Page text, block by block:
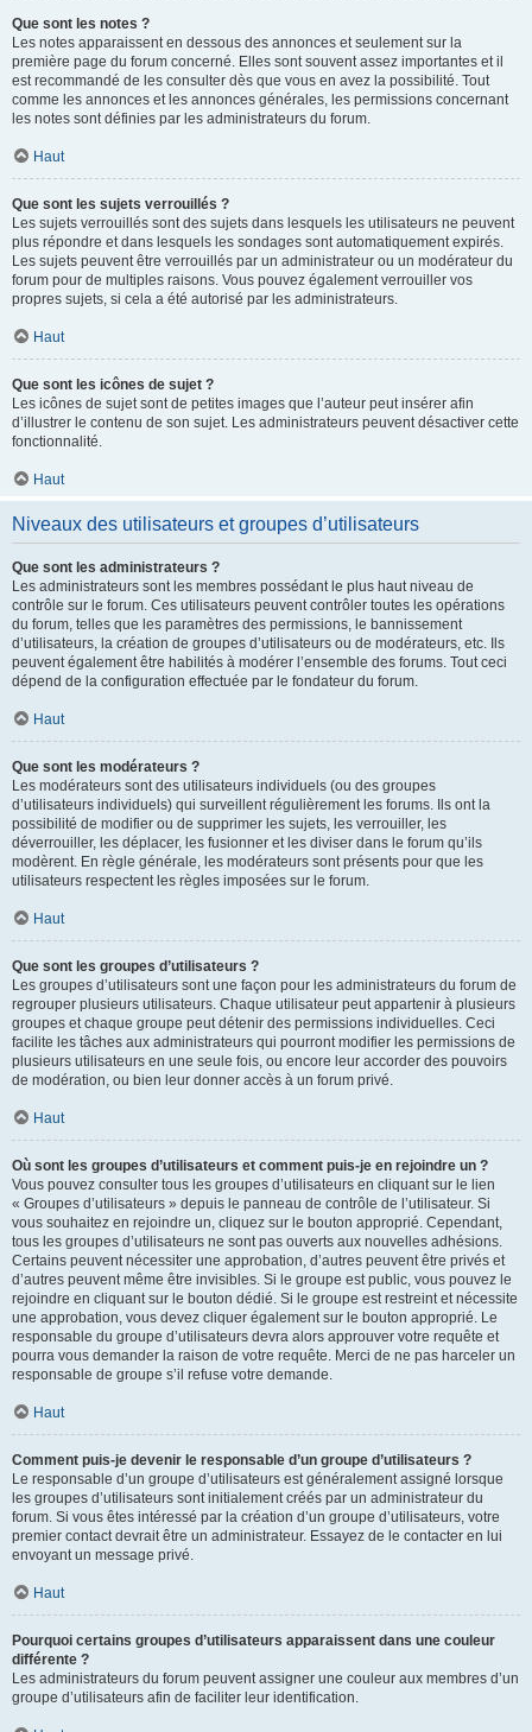
Que sont les notes ?
Les notes apparaissent en dessous des annonces et seulement sur la
première page du forum concerné. Elles sont souvent assez importantes et il
est recommandé de les consulter dès que vous en avez la possibilité. Tout
comme les annonces et les annonces générales, les permissions concernant
les notes sont définies par les administrateurs du forum.
Haut
Que sont les sujets verrouillés ?
Les sujets verrouillés sont des sujets dans lesquels les utilisateurs ne peuvent
plus répondre et dans lesquels les sondages sont automatiquement expirés.
Les sujets peuvent être verrouillés par un administrateur ou un modérateur du
forum pour de multiples raisons. Vous pouvez également verrouiller vos
propres sujets, si cela a été autorisé par les administrateurs.
Haut
Que sont les icônes de sujet ?
Les icônes de sujet sont de petites images que l’auteur peut insérer afin
d’illustrer le contenu de son sujet. Les administrateurs peuvent désactiver cette
fonctionnalité.
Haut
Niveaux des utilisateurs et groupes d’utilisateurs
Que sont les administrateurs ?
Les administrateurs sont les membres possédant le plus haut niveau de
contrôle sur le forum. Ces utilisateurs peuvent contrôler toutes les opérations
du forum, telles que les paramètres des permissions, le bannissement
d’utilisateurs, la création de groupes d’utilisateurs ou de modérateurs, etc. Ils
peuvent également être habilités à modérer l’ensemble des forums. Tout ceci
dépend de la configuration effectuée par le fondateur du forum.
Haut
Que sont les modérateurs ?
Les modérateurs sont des utilisateurs individuels (ou des groupes
d’utilisateurs individuels) qui surveillent régulièrement les forums. Ils ont la
possibilité de modifier ou de supprimer les sujets, les verrouiller, les
déverrouiller, les déplacer, les fusionner et les diviser dans le forum qu’ils
modèrent. En règle générale, les modérateurs sont présents pour que les
utilisateurs respectent les règles imposées sur le forum.
Haut
Que sont les groupes d’utilisateurs ?
Les groupes d’utilisateurs sont une façon pour les administrateurs du forum de
regrouper plusieurs utilisateurs. Chaque utilisateur peut appartenir à plusieurs
groupes et chaque groupe peut détenir des permissions individuelles. Ceci
facilite les tâches aux administrateurs qui pourront modifier les permissions de
plusieurs utilisateurs en une seule fois, ou encore leur accorder des pouvoirs
de modération, ou bien leur donner accès à un forum privé.
Haut
Où sont les groupes d’utilisateurs et comment puis-je en rejoindre un ?
Vous pouvez consulter tous les groupes d’utilisateurs en cliquant sur le lien
« Groupes d’utilisateurs » depuis le panneau de contrôle de l’utilisateur. Si
vous souhaitez en rejoindre un, cliquez sur le bouton approprié. Cependant,
tous les groupes d’utilisateurs ne sont pas ouverts aux nouvelles adhésions.
Certains peuvent nécessiter une approbation, d’autres peuvent être privés et
d’autres peuvent même être invisibles. Si le groupe est public, vous pouvez le
rejoindre en cliquant sur le bouton dédié. Si le groupe est restreint et nécessite
une approbation, vous devez cliquer également sur le bouton approprié. Le
responsable du groupe d’utilisateurs devra alors approuver votre requête et
pourra vous demander la raison de votre requête. Merci de ne pas harceler un
responsable de groupe s’il refuse votre demande.
Haut
Comment puis-je devenir le responsable d’un groupe d’utilisateurs ?
Le responsable d’un groupe d’utilisateurs est généralement assigné lorsque
les groupes d’utilisateurs sont initialement créés par un administrateur du
forum. Si vous êtes intéressé par la création d’un groupe d’utilisateurs, votre
premier contact devrait être un administrateur. Essayez de le contacter en lui
envoyant un message privé.
Haut
Pourquoi certains groupes d’utilisateurs apparaissent dans une couleur
différente ?
Les administrateurs du forum peuvent assigner une couleur aux membres d’un
groupe d’utilisateurs afin de faciliter leur identification.